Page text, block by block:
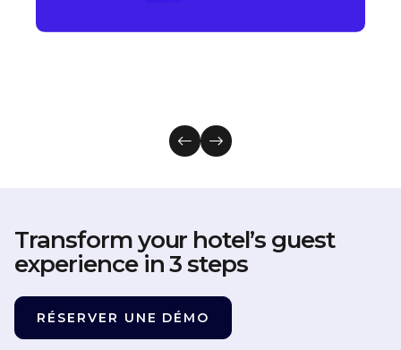
Transform your hotel’s guest
experience in 3 steps
RÉSERVER UNE DÉMO